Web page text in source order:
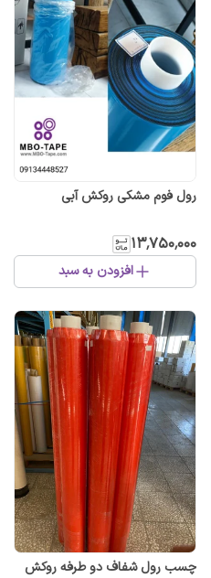
رول فوم مشکی روکش آبی
۱۳٬۷۵۰٬۰۰۰
افزودن به سبد
چسب رول شفاف دو طرفه روکش